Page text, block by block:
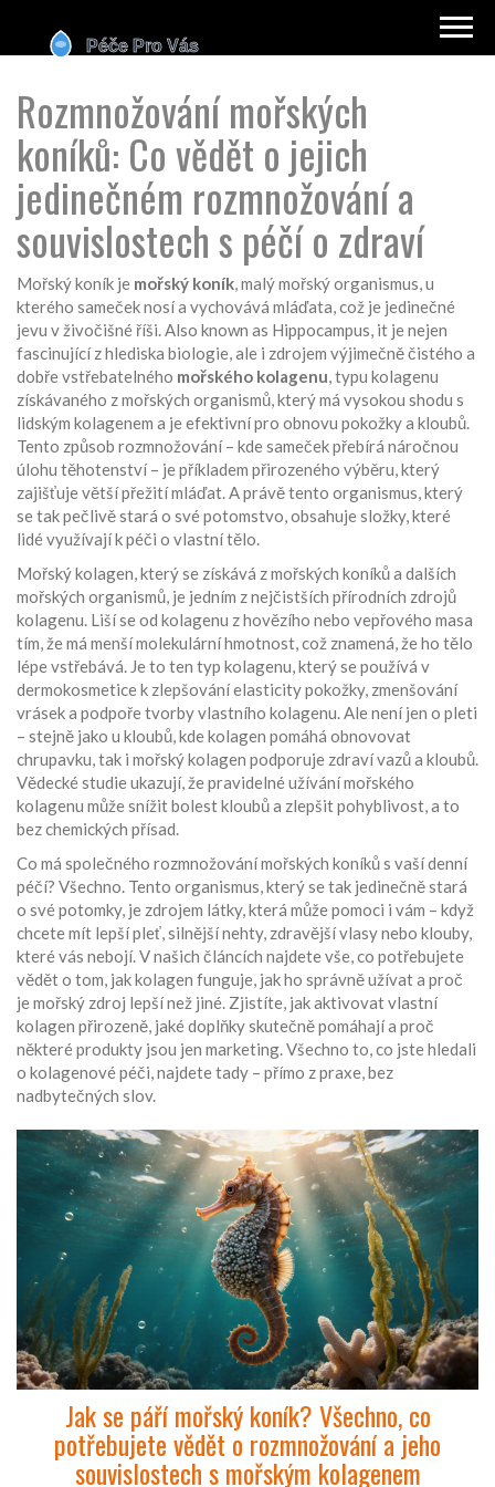
Rozmnožování mořských
koníků: Co vědět o jejich
jedinečném rozmnožování a
souvislostech s péčí o zdraví
Mořský koník je mořský koník,malý mořský organismus, u
kterého sameček nosí a vychovává mláďata, což je jedinečné
jevu v živočišné říši. Also known as Hippocampus, it je nejen
fascinující z hlediska biologie, ale i zdrojem výjimečně čistého a
dobře vstřebatelného mořského kolagenu,typu kolagenu
získávaného z mořských organismů, který má vysokou shodu s
lidským kolagenem a je efektivní pro obnovu pokožky a kloubů.
Tento způsob rozmnožování – kde sameček přebírá náročnou
úlohu těhotenství – je příkladem přirozeného výběru, který
zajišťuje větší přežití mláďat. A právě tento organismus, který
se tak pečlivě stará o své potomstvo, obsahuje složky, které
lidé využívají k péči o vlastní tělo.
Mořský kolagen, který se získává z mořských koníků a dalších
mořských organismů, je jedním z nejčistších přírodních zdrojů
kolagenu. Liší se od kolagenu z hovězího nebo vepřového masa
tím, že má menší molekulární hmotnost, což znamená, že ho tělo
lépe vstřebává. Je to ten typ kolagenu, který se používá v
dermokosmetice k zlepšování elasticity pokožky, zmenšování
vrásek a podpoře tvorby vlastního kolagenu. Ale není jen o pleti
– stejně jako u kloubů, kde kolagen pomáhá obnovovat
chrupavku, tak i mořský kolagen podporuje zdraví vazů a kloubů.
Vědecké studie ukazují, že pravidelné užívání mořského
kolagenu může snížit bolest kloubů a zlepšit pohyblivost, a to
bez chemických přísad.
Co má společného rozmnožování mořských koníků s vaší denní
péčí? Všechno. Tento organismus, který se tak jedinečně stará
o své potomky, je zdrojem látky, která může pomoci i vám – když
chcete mít lepší pleť, silnější nehty, zdravější vlasy nebo klouby,
které vás nebojí. V našich článcích najdete vše, co potřebujete
vědět o tom, jak kolagen funguje, jak ho správně užívat a proč
je mořský zdroj lepší než jiné. Zjistíte, jak aktivovat vlastní
kolagen přirozeně, jaké doplňky skutečně pomáhají a proč
některé produkty jsou jen marketing. Všechno to, co jste hledali
o kolagenové péči, najdete tady – přímo z praxe, bez
nadbytečných slov.
Jak se páří mořský koník? Všechno, co
potřebujete vědět o rozmnožování a jeho
souvislostech s mořským kolagenem